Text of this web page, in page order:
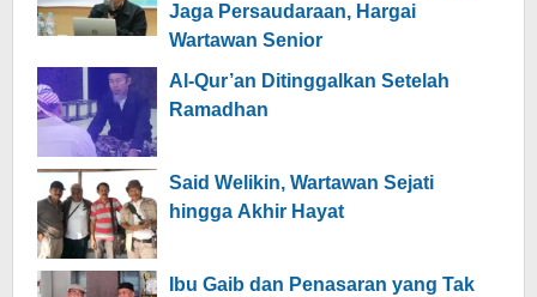
Jaga Persaudaraan, Hargai
Wartawan Senior
Al-Qur’an Ditinggalkan Setelah
Ramadhan
Said Welikin, Wartawan Sejati
hingga Akhir Hayat
Ibu Gaib dan Penasaran yang Tak